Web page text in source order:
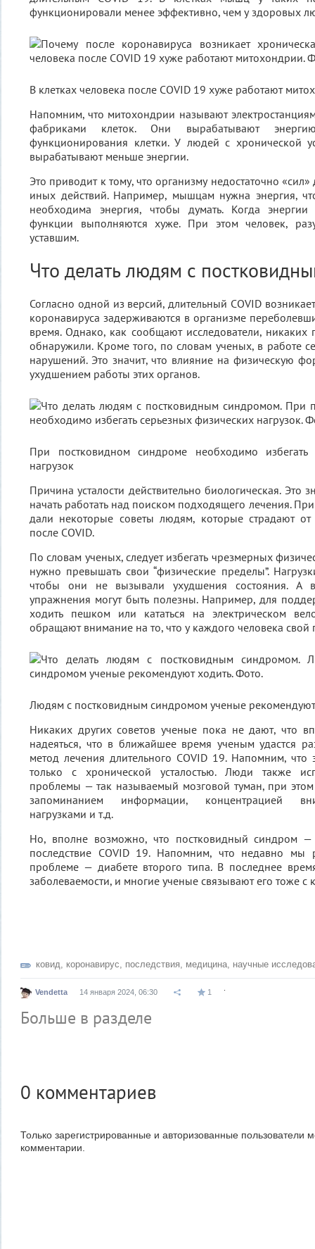
функционировали менее эффективно, чем у здоровых
В клетках человека после COVID 19 хуже работают
Напомним, что митохондрии называют
фабриками клеток. Они вырабатывают
функционирования клетки. У людей с хронической
вырабатывают меньше энергии.
Это приводит к тому, что организму недостаточно
иных действий. Например, мышцам нужна энергия,
необходима энергия, чтобы думать. Когда энергии
функции выполняются хуже. При этом человек,
уставшим.
Что делать людям с
Согласно одной из версий, длительный COVID
коронавируса задерживаются в организме
время. Однако, как сообщают исследователи, никаких
обнаружили. Кроме того, по словам ученых, в работе
нарушений. Это значит, что влияние на физическую
ухудшением работы этих органов.
При постковидном синдроме необходимо избегать
нагрузок
Причина усталости действительно биологическая. Это
начать работать над поиском подходящего лечения.
дали некоторые советы людям, которые страдают от
после COVID.
По словам ученых, следует избегать чрезмерных
нужно превышать свои “физические пределы”.
чтобы они не вызывали ухудшения состояния. А
упражнения могут быть полезны. Например, для
ходить пешком или кататься на электрическом
обращают внимание на то, что у каждого человека свой
Людям с постковидным синдромом ученые
Никаких других советов ученые пока не дают, что
надеяться, что в ближайшее время ученым удастся
метод лечения длительного COVID 19. Напомним, что
только с хронической усталостью. Люди также
проблемы — так называемый мозговой туман, при
запоминанием информации, концентрацией
нагрузками и т.д.
Но, вполне возможно, что постковидный синдром
последствие COVID 19. Напомним, что недавно мы
проблеме — диабете второго типа. В последнее
заболеваемости, и многие ученые связывают его тоже с
ковид, коронавирус, последствия, медицина, научные
Vendetta 14 января 2024, 06:30 1
Больше в разделе
0 комментариев
Только зарегистрированные и авторизованные пользователи
комментарии.